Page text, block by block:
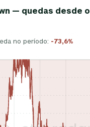
— quedas desde
no período: -73,6%